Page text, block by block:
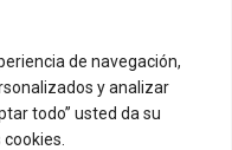
de navegación,
y analizar
todo” usted da su
LOS DERECHOS